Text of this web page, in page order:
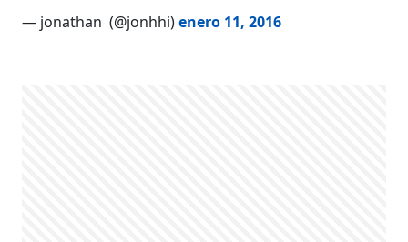
— jonathan (@jonhhi)enero 11, 2016